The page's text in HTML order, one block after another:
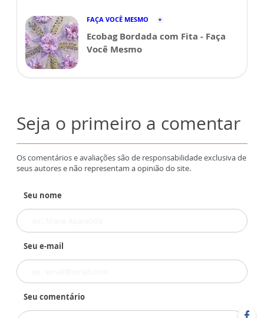
FAÇA VOCÊ MESMO
Ecobag Bordada com Fita - Faça
Você Mesmo
Seja o primeiro a comentar
Os comentários e avaliações são de responsabilidade exclusiva de
seus autores e não representam a opinião do site.
Seu nome
Seu e-mail
Seu comentário